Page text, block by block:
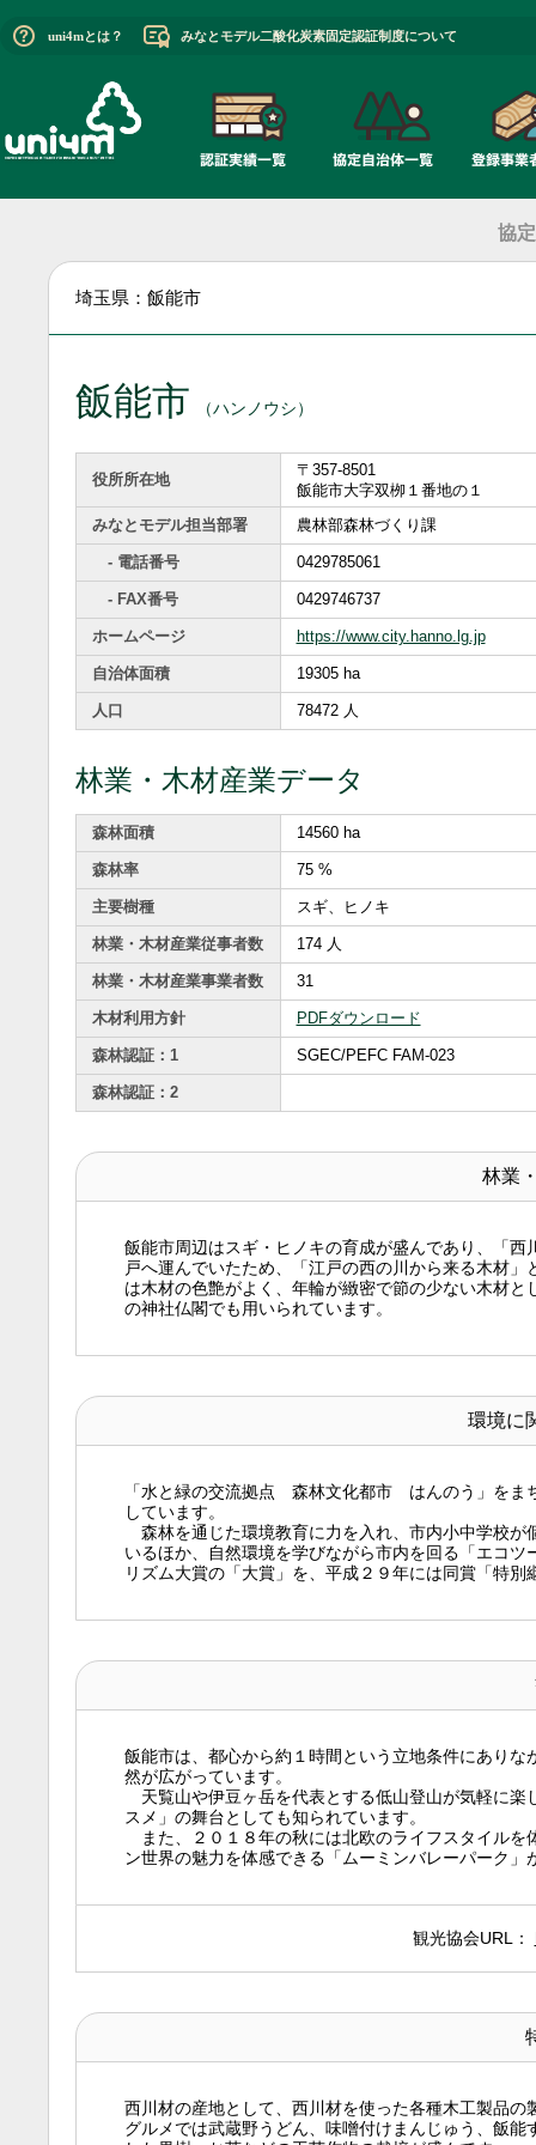
uni4mとは？ みなとモデル二酸化炭素固定認証制度について
協
埼玉県：飯能市
飯能市 （ハンノウシ）
役所所在地
〒357-8501
飯能市大字双栁１番地の１
みなとモデル担当部署
農林部森林づくり課
- 電話番号 0429785061
- FAX番号 0429746737
ホームページ https://www.city.hanno.lg.jp
自治体面積 19305 ha
人口 78472 人
林業・木材産業データ
森林面積 14560 ha
森林率 75 %
主要樹種 スギ、ヒノキ
林業・木材産業従事者数 174 人
林業・木材産業事業者数 31
木材利用方針 PDFダウンロード
森林認証：1 SGEC/PEFC FAM-023
森林認証：2
林業
飯能市周辺はスギ・ヒノキの育成が盛んであり、「
戸へ運んでいたため、「江戸の西の川から来る木材
は木材の色艶がよく、年輪が緻密で節の少ない木材
の神社仏閣でも用いられています。
環境に
「水と緑の交流拠点 森林文化都市 はんのう」をま
しています。
森林を通じた環境教育に力を入れ、市内小中学校が
いるほか、自然環境を学びながら市内を回る「エコ
リズム大賞の「大賞」を、平成２９年には同賞「特別
飯能市は、都心から約１時間という立地条件にあり
然が広がっています。
天覧山や伊豆ヶ岳を代表とする低山登山が気軽に楽
スメ」の舞台としても知られています。
また、２０１８年の秋には北欧のライフスタイルを
ン世界の魅力を体感できる「ムーミンバレーパーク
観光協会URL：
西川材の産地として、西川材を使った各種木工製品の
グルメでは武蔵野うどん、味噌付けまんじゅう、飯